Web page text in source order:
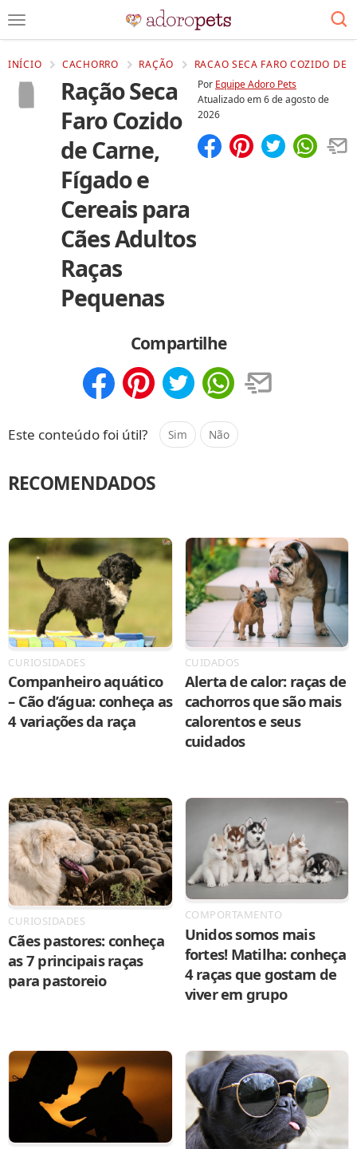
INÍCIO CACHORRO RAÇÃO RACAO SECA FARO COZIDO DE
Ração Seca
Faro Cozido
de Carne,
Fígado e
Cereais para
Cães Adultos
Raças
Pequenas
Por Equipe Adoro Pets
Atualizado em6 de agosto de
2026
Compartilhe
Este conteúdo foi útil? Sim Não
RECOMENDADOS
CURIOSIDADES
Companheiro aquático
– Cão d’água: conheça as
4 variações da raça
CUIDADOS
Alerta de calor: raças de
cachorros que são mais
calorentos e seus
cuidados
CURIOSIDADES
Cães pastores: conheça
as 7 principais raças
para pastoreio
COMPORTAMENTO
Unidos somos mais
fortes! Matilha: conheça
4 raças que gostam de
viver em grupo